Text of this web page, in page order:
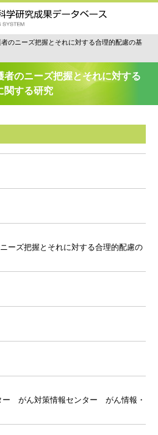
のニーズ把握とそれに対する合理的配慮の基
者のニーズ把握とそれに対する
関する研究
ーズ把握とそれに対する合理的配慮の
がん対策情報センター がん情報・